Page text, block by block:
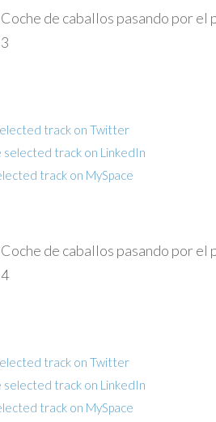
Coche de caballos pasando por el
3
Coche de caballos pasando por el
4